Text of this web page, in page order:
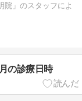
院」のスタッフによ
の診療日時